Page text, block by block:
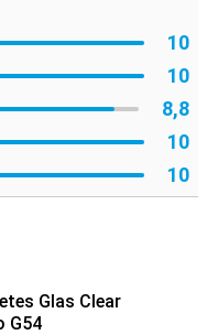
10
10
8,8
10
10
Glas Clear
G54